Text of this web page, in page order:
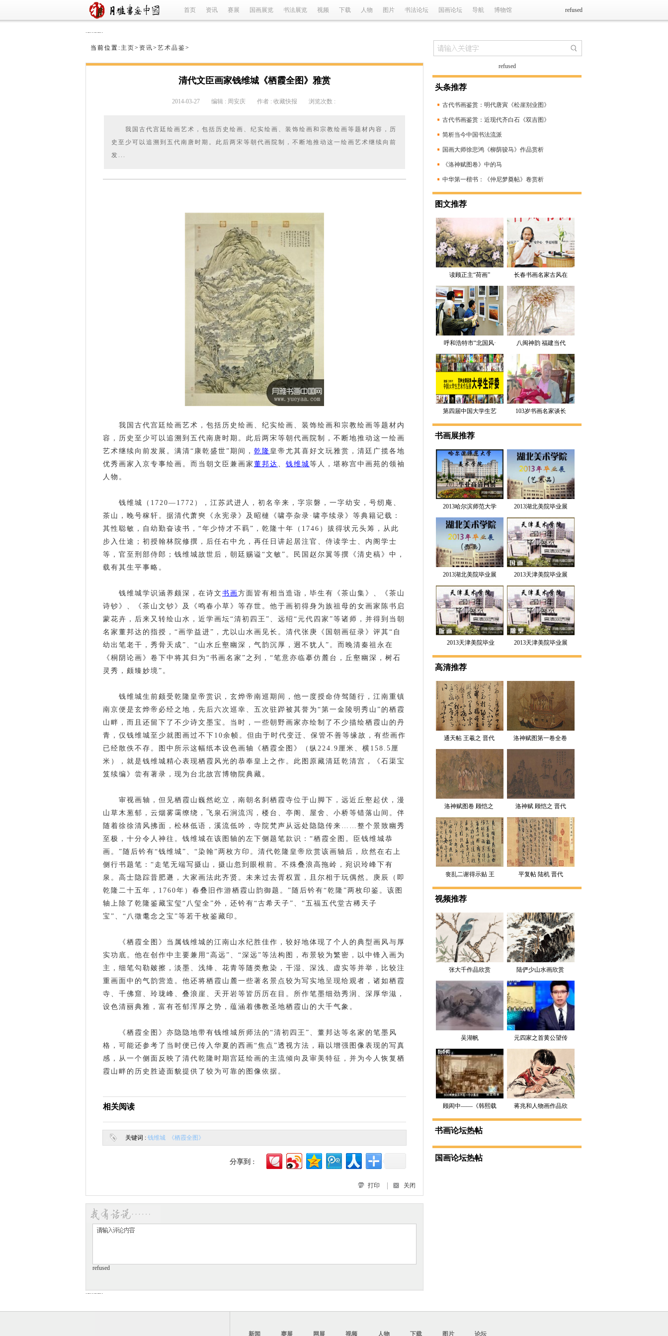
首页 资讯 赛展 国画展览 书法展览 视频 下载 人物 图片 书法论坛 国画论坛 导航 博物馆 refused
refused
当前位置: 主页> 资讯> 艺术品鉴>
清代文臣画家钱维城《栖霞全图》雅赏
2014-03-27 编辑 : 周安庆 作者 : 收藏快报 浏览次数 :
我国古代宫廷绘画艺术，包括历史绘画、纪实绘画、装饰绘画和宗教绘画等题材内容，历
史至少可以追溯到五代南唐时期。此后两宋等朝代画院制，不断地推动这一绘画艺术继续向前
发...
我国古代宫廷绘画艺术，包括历史绘画、纪实绘画、装饰绘画和宗教绘画等题材内
容，历史至少可以追溯到五代南唐时期。此后两宋等朝代画院制，不断地推动这一绘画
艺术继续向前发展。满清“康乾盛世”期间， 乾隆 皇帝尤其喜好文玩雅赏，清廷广揽各地
优秀画家入京专事绘画。而当朝文臣兼画家 董邦达 、 钱维城等人，堪称宫中画苑的领袖
人物。
钱维城（1720—1772），江苏武进人，初名辛来，字宗磐，一字幼安，号纫庵、
茶山，晚号稼轩。据清代萧奭《永宪录》及昭槤《啸亭杂录·啸亭续录》等典籍记载：
其性聪敏，自幼勤奋读书，“年少恃才不羁”，乾隆十年（1746）拔得状元头筹，从此
步入仕途；初授翰林院修撰，后任右中允，再任日讲起居注官、侍读学士、内阁学士
等，官至刑部侍郎；钱维城故世后，朝廷赐谥“文敏”。民国赵尔翼等撰《清史稿》中，
载有其生平事略。
钱维城学识涵养颇深，在诗文 书画 方面皆有相当造诣，毕生有《茶山集》、《茶山
诗钞》、《茶山文钞》及《鸣春小草》等存世。他于画初得身为族祖母的女画家陈书启
蒙花卉，后来又转绘山水，近学画坛“清初四王”、远绍“元代四家”等诸师，并得到当朝
名家董邦达的指授，“画学益进”，尤以山水画见长。清代张庚《国朝画征录》评其“自
幼出笔老干，秀骨天成”、“山水丘壑幽深，气韵沉厚，迥不犹人”。而晚清秦祖永在
《桐阴论画》卷下中将其归为“书画名家”之列，“笔意亦临摹仿麓台，丘壑幽深，树石
灵秀，颇臻妙境”。
钱维城生前颇受乾隆皇帝赏识，玄烨帝南巡期间，他一度授命侍驾随行，江南重镇
南京便是玄烨帝必经之地，先后六次巡幸、五次驻跸被其誉为“第一金陵明秀山”的栖霞
山畔，而且还留下了不少诗文墨宝。当时，一些朝野画家亦绘制了不少描绘栖霞山的丹
青，仅钱维城至少就图画过不下10余帧。但由于时代变迁、保管不善等缘故，有些画作
已经散佚不存。图中所示这幅纸本设色画轴《栖霞全图》（纵224.9厘米、横158.5厘
米），就是钱维城精心表现栖霞风光的恭奉皇上之作。此图原藏清廷乾清宫，《石渠宝
笈续编》尝有著录，现为台北故宫博物院典藏。
审视画轴，但见栖霞山巍然屹立，南朝名刹栖霞寺位于山脚下，远近丘壑起伏，漫
山草木葱郁，云烟雾霭缭绕，飞泉石涧流泻，楼台、亭阁、屋舍、小桥等错落山间。伴
随着徐徐清风拂面，松林低语，溪流低吟，寺院梵声从远处隐隐传来……整个景致幽秀
至极，十分令人神往。钱维城在该图轴的左下侧题笔款识：“栖霞全图。臣钱维城恭
画。”随后钤有“钱维城”、“染翰”两枚方印。清代乾隆皇帝欣赏该画轴后，欣然在右上
侧行书题笔：“走笔无端写摄山，摄山忽到眼根前。不殊叠浪高拖岭，宛识玲峰下有
泉。高士隐踪昔肥遯，大家画法此齐贤。未来过去胥权置，且尔相于玩偶然。庚辰（即
乾隆二十五年，1760年）春叠旧作游栖霞山韵御题。”随后钤有“乾隆”两枚印鉴。该图
轴上除了乾隆鉴藏宝玺“八玺全”外，还钤有“古希天子”、“五福五代堂古稀天子
宝”、“八徵耄念之宝”等若干枚鉴藏印。
《栖霞全图》当属钱维城的江南山水纪胜佳作，较好地体现了个人的典型画风与厚
实功底。他在创作中主要兼用“高远”、“深远”等法构图，布景较为繁密，以中锋入画为
主，细笔勾勒皴擦，淡墨、浅绛、花青等随类敷染，干湿、深浅、虚实等并举，比较注
重画面中的气韵营造。他还将栖霞山麓一些著名景点较为写实地呈现给观者，诸如栖霞
寺、千佛窟、玲珑峰、叠浪崖、天开岩等皆历历在目。所作笔墨细劲秀润、深厚华滋，
设色清丽典雅，富有苍郁浑厚之势，蕴涵着佛教圣地栖霞山的大千气象。
《栖霞全图》亦隐隐地带有钱维城所师法的“清初四王”、董邦达等名家的笔墨风
格，可能还参考了当时便已传入华夏的西画“焦点”透视方法，藉以增强图像表现的写真
感，从一个侧面反映了清代乾隆时期宫廷绘画的主流倾向及审美特征，并为今人恢复栖
霞山畔的历史胜迹面貌提供了较为可靠的图像依据。
相关阅读
关键词 : 钱维城 《栖霞全图》
分享到 :
关闭
打印
refused
refused
头条推荐
古代书画鉴赏：明代唐寅《松崖别业图》
古代书画鉴赏：近现代齐白石《双吉图》
简析当今中国书法流派
国画大师徐悲鸿《柳荫骏马》作品赏析
《洛神赋图卷》中的马
中华第一楷书：《仲尼梦奠帖》卷赏析
图文推荐
读顾正主“荷画” 长春书画名家古风在
京办画展
呼和浩特市“北国风·
大地情”书画摄影展
开展
八闽神韵 福建当代
书画名家作品海内外
巡回展将在多个城市
展出
第四届中国大学生艺
术作品展公开征集大
学生评委
103岁书画名家谈长
寿秘诀：一切随心
书画展推荐
2013哈尔滨师范大学
美术学院毕业展
2013湖北美院毕业展
——艺术品展
2013湖北美院毕业展
——西画展
2013天津美院毕业展
国画作品网络在线展
月雅展出
展版画作品网络在线
2013天津美院毕业展
雕塑作品网络在线展
高清推荐
通天帖 王羲之 晋代
绢本26.2x260.4
洛神赋图第一卷全卷
顾恺之 晋代 绢本27
X557
洛神赋图卷 顾恺之
晋代 (宋摹)1
洛神赋 顾恺之 晋代
丧乱二谢得示贴 王
羲之 晋代
平复帖 陆机 晋代
视频推荐
张大千作品欣赏 陆俨少山水画欣赏
上
吴湖帆 元四家之首黄公望传
世名作
顾闳中——《韩熙载
夜宴图》（1）
蒋兆和人物画作品欣
赏
书画论坛热帖
国画论坛热帖
refused
新闻 赛展 网展 视频 人物 下载 图片 论坛